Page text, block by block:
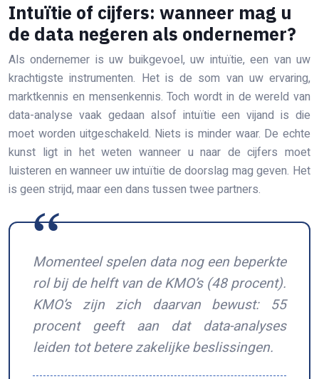
Intuïtie of cijfers: wanneer mag u
de data negeren als ondernemer?
Als ondernemer is uw buikgevoel, uw intuïtie, een van uw
krachtigste instrumenten. Het is de som van uw ervaring,
marktkennis en mensenkennis. Toch wordt in de wereld van
data-analyse vaak gedaan alsof intuïtie een vijand is die
moet worden uitgeschakeld. Niets is minder waar. De echte
kunst ligt in het weten wanneer u naar de cijfers moet
luisteren en wanneer uw intuïtie de doorslag mag geven. Het
is geen strijd, maar een dans tussen twee partners.
Momenteel spelen data nog een beperkte
rol bij de helft van de KMO’s (48 procent).
KMO’s zijn zich daarvan bewust: 55
procent geeft aan dat data-analyses
leiden tot betere zakelijke beslissingen.